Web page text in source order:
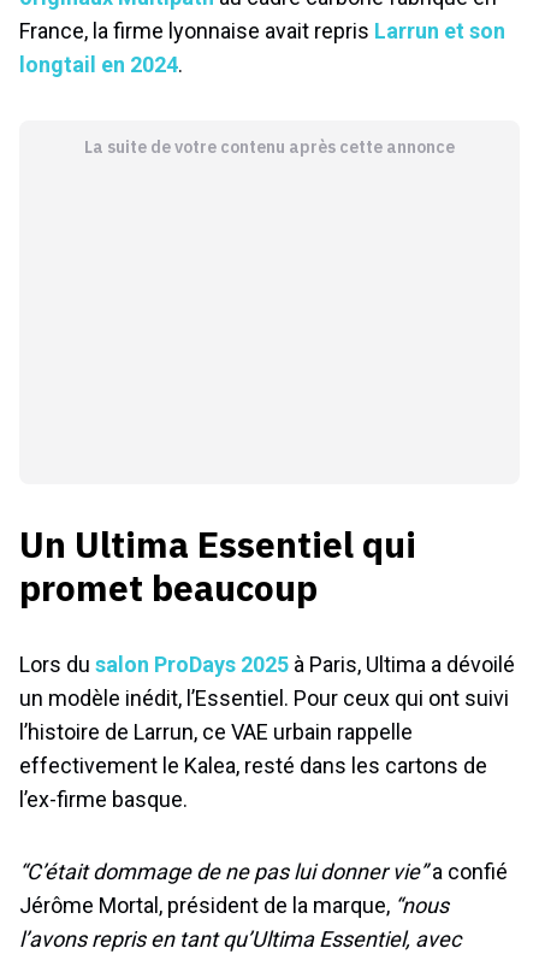
France, la firme lyonnaise avait repris Larrun et son
longtail en 2024.
La suite de votre contenu après cette annonce
Un Ultima Essentiel qui
promet beaucoup
Lors du salon ProDays 2025 à Paris, Ultima a dévoilé
un modèle inédit, l’Essentiel. Pour ceux qui ont suivi
l’histoire de Larrun, ce VAE urbain rappelle
effectivement le Kalea, resté dans les cartons de
l’ex-firme basque.
“C’était dommage de ne pas lui donner vie”a confié
Jérôme Mortal, président de la marque, “nous
l’avons repris en tant qu’Ultima Essentiel, avec